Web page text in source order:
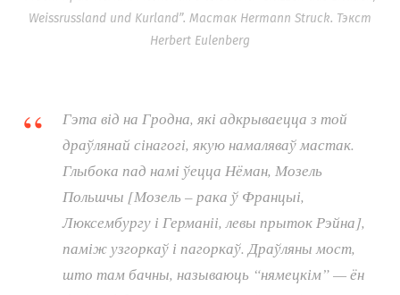
Weissrussland und Kurland”. Мастак Hermann Struck. Тэкст
Herbert Eulenberg
Гэта від на Гродна, які адкрываецца з той
драўлянай сінагогі, якую намаляваў мастак.
Глыбока пад намі ўецца Нёман, Мозель
Польшчы [Мозель – рака ў Францыі,
Люксембургу і Германіі, левы прыток Рэйна],
паміж узгоркаў і пагоркаў. Драўляны мост,
што там бачны, называюць “нямецкім” — ён